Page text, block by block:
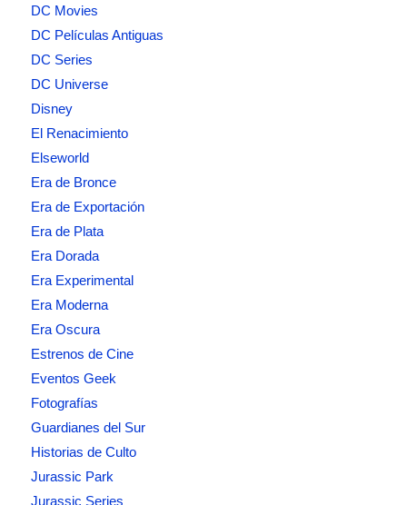
DC Movies
DC Películas Antiguas
DC Series
DC Universe
Disney
El Renacimiento
Elseworld
Era de Bronce
Era de Exportación
Era de Plata
Era Dorada
Era Experimental
Era Moderna
Era Oscura
Estrenos de Cine
Eventos Geek
Fotografías
Guardianes del Sur
Historias de Culto
Jurassic Park
Jurassic Series